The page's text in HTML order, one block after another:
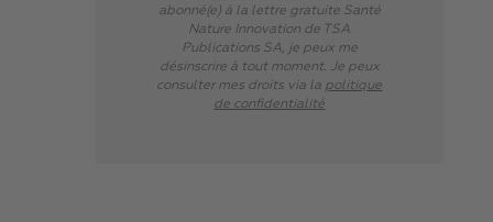
abonné(e) à la lettre gratuite Santé
Nature Innovation de TSA
Publications SA, je peux me
désinscrire à tout moment. Je peux
consulter mes droits via la politique
de confidentialité